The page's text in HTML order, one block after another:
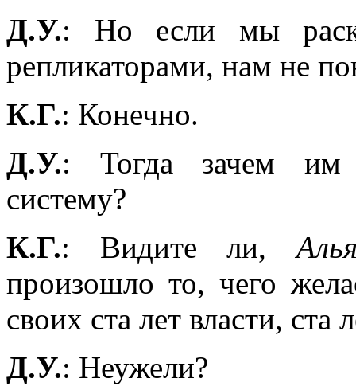
Д.У.: Но если мы
репликаторами, нам не
К.Г.: Конечно.
Д.У.: Тогда зачем им
систему?
К.Г.: Видите ли,
произошло то, чего
своих ста лет власти, ста
Д.У.: Неужели?